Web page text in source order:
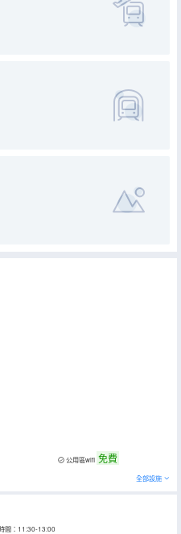
公用區wifi 免費
全部設施
間：11:30-13:00